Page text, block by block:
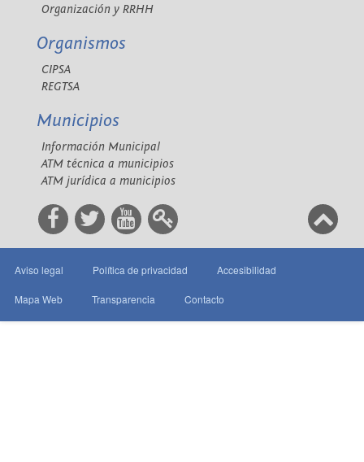
Organización y RRHH
Organismos
CIPSA
REGTSA
Municipios
Información Municipal
ATM técnica a municipios
ATM jurídica a municipios
Aviso legal Política de privacidad Accesibilidad
Mapa Web Transparencia Contacto